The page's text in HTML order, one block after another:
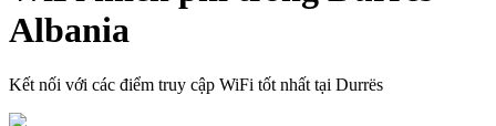
Albania
Kết nối với các điểm truy cập WiFi tốt nhất tại Durrës